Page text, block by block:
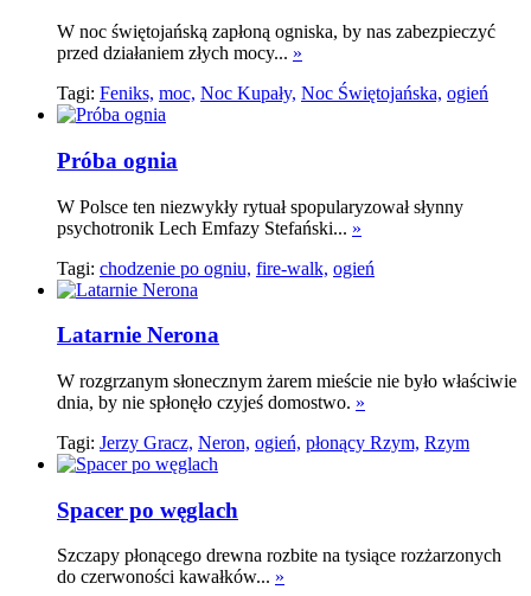
W noc świętojańską zapłoną ogniska, by nas zabezpieczyć
przed działaniem złych mocy... »
Tagi: Feniks, moc, Noc Kupały, Noc Świętojańska, ogień
Próba ognia
W Polsce ten niezwykły rytuał spopularyzował słynny
psychotronik Lech Emfazy Stefański... »
Tagi: chodzenie po ogniu, fire-walk, ogień
Latarnie Nerona
W rozgrzanym słonecznym żarem mieście nie było właściwie
dnia, by nie spłonęło czyjeś domostwo. »
Tagi: Jerzy Gracz, Neron, ogień, płonący Rzym, Rzym
Spacer po węglach
Szczapy płonącego drewna rozbite na tysiące rozżarzonych
do czerwoności kawałków... »